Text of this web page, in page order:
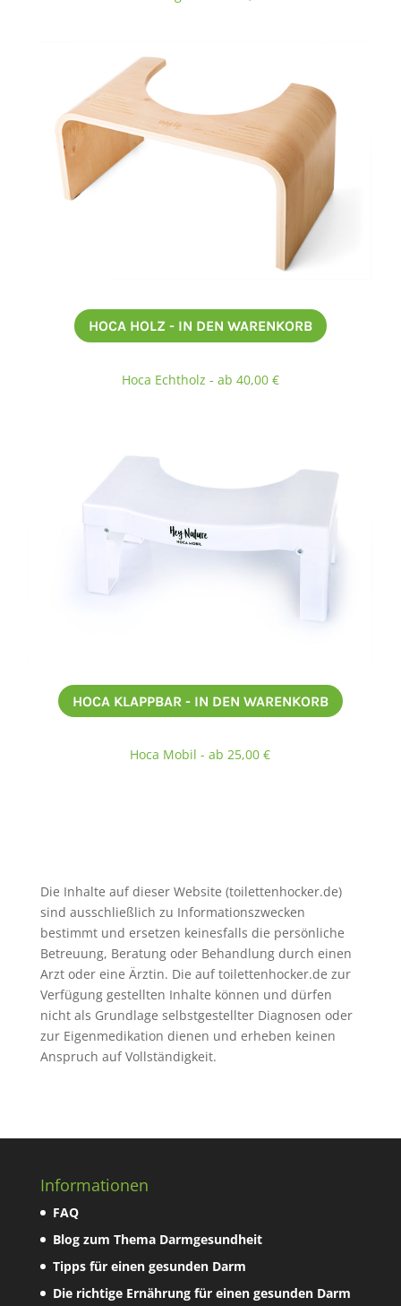
HOCA HOLZ - IN DEN WARENKORB
Hoca Echtholz - ab 40,00 €
HOCA KLAPPBAR - IN DEN WARENKORB
Hoca Mobil - ab 25,00 €
Die Inhalte auf dieser Website (toilettenhocker.de)
sind ausschließlich zu Informationszwecken
bestimmt und ersetzen keinesfalls die persönliche
Betreuung, Beratung oder Behandlung durch einen
Arzt oder eine Ärztin. Die auf toilettenhocker.de zur
Verfügung gestellten Inhalte können und dürfen
nicht als Grundlage selbstgestellter Diagnosen oder
zur Eigenmedikation dienen und erheben keinen
Anspruch auf Vollständigkeit.
Informationen
FAQ
Blog zum Thema Darmgesundheit
Tipps für einen gesunden Darm
Die richtige Ernährung für einen gesunden Darm